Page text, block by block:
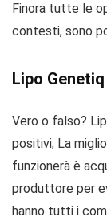
Finora tutte le
contesti, sono
Lipo
Vero o falso?
positivi; La
funzionerà è
produttore per
hanno tutti i